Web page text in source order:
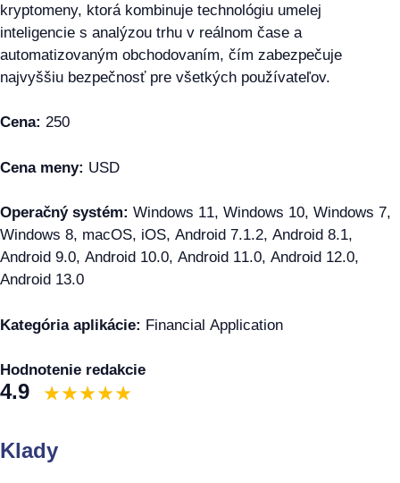
kryptomeny, ktorá kombinuje technológiu umelej
inteligencie s analýzou trhu v reálnom čase a
automatizovaným obchodovaním, čím zabezpečuje
najvyššiu bezpečnosť pre všetkých používateľov.
Cena: 250
Cena meny: USD
Operačný systém: Windows 11, Windows 10, Windows 7,
Windows 8, macOS, iOS, Android 7.1.2, Android 8.1,
Android 9.0, Android 10.0, Android 11.0, Android 12.0,
Android 13.0
Kategória aplikácie: Financial Application
Hodnotenie redakcie
4.9
Klady